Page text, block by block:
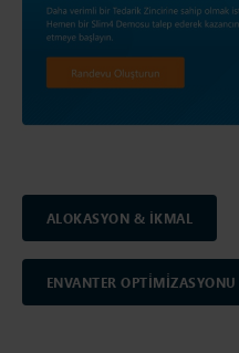
ALOKASYON & İKMAL
ENVANTER OPTİMİZASYONU